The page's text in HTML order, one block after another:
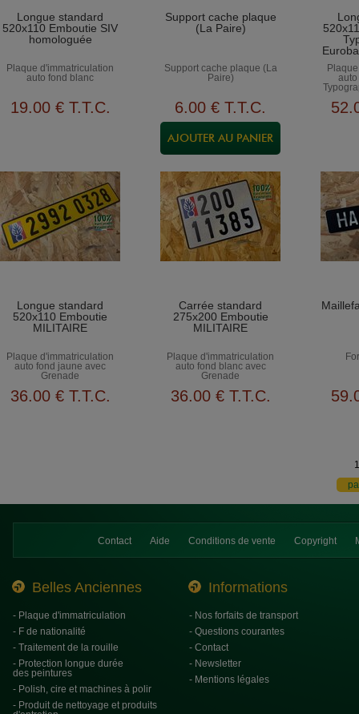
Longue standard
520x110 Emboutie SIV
homologuée
Plaque d'immatriculation
auto fond blanc
19.00 € T.T.C.
Support cache plaque
(La Paire)
Support cache plaque (La
Paire)
6.00 € T.T.C. 52
Longue standard
520x110 Emboutie
MILITAIRE
Plaque d'immatriculation
auto fond jaune avec
Grenade
36.00 € T.T.C.
Carrée standard
275x200 Emboutie
MILITAIRE
Plaque d'immatriculation
auto fond blanc avec
Grenade
36.00 € T.T.C. 59
1
Contact Aide Conditions de vente Copyright
Belles Anciennes Informations
- Plaque d'immatriculation
- F de nationalité
- Traitement de la rouille
- Protection longue durée
des peintures
- Polish, cire et machines à polir
- Produit de nettoyage et produits
- Nos forfaits de transport
- Questions courantes
- Contact
- Newsletter
- Mentions légales